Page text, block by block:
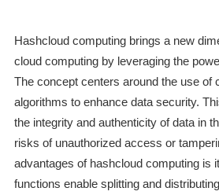
Hashcloud computing brings a new
cloud computing by leveraging the
The concept centers around the use of
algorithms to enhance data security.
the integrity and authenticity of data in
risks of unauthorized access or
advantages of hashcloud computing is
functions enable splitting and